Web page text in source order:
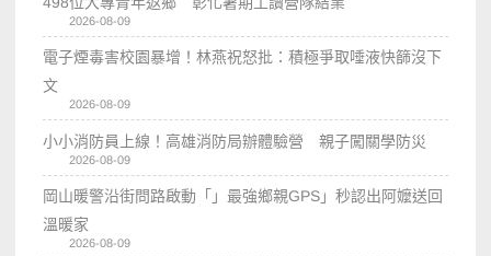
2026-08-09
電子煙毒害校園暴增！林燕祝怒批：積極爭取唾液快篩沒下
文
2026-08-09
小小消防員上線！高雄消防局辦體驗營 親子闖關學防災
2026-08-09
岡山暖警沿街問路啟動「」最強鄉親GPS」秒認出阿嬤送回
溫暖家
2026-08-09